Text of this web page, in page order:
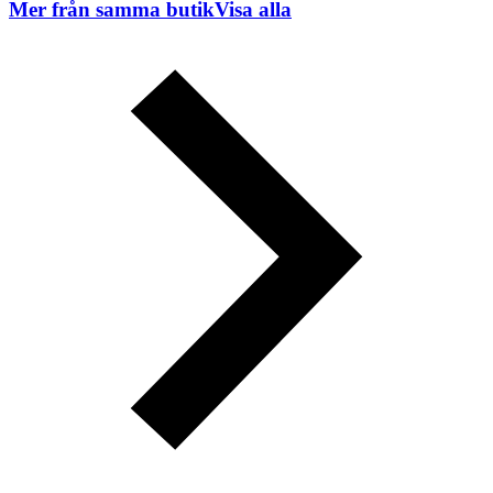
Mer från samma butikVisa alla